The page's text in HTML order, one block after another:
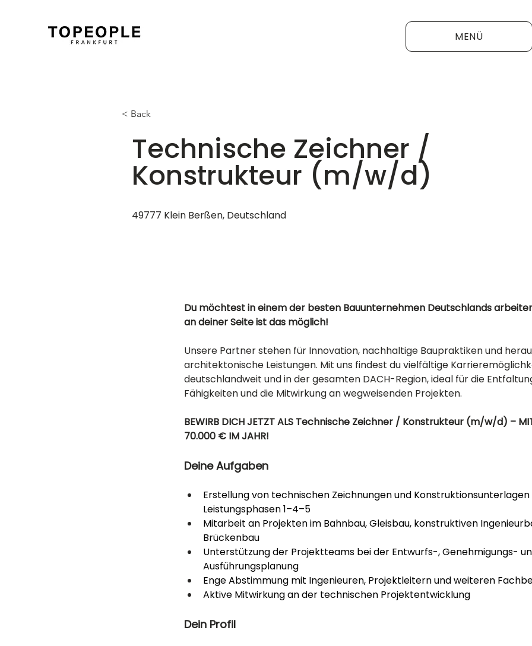
MENÜ
< Back
Technische Zeichner /
Konstrukteur (m/w/d)
49777 Klein Berßen, Deutschland
Du möchtest in einem der besten Bauunternehmen Deutschlands
an deiner Seite ist das möglich!
Unsere Partner stehen für Innovation, nachhaltige Baupraktiken und
architektonische Leistungen. Mit uns findest du vielfältige
deutschlandweit und in der gesamten DACH-Region, ideal für die
Fähigkeiten und die Mitwirkung an wegweisenden Projekten.
BEWIRB DICH JETZT ALS Technische Zeichner / Konstrukteur (m/w/d) –
70.000 € IM JAHR!
Deine Aufgaben
Erstellung von technischen Zeichnungen und Konstruktionsunterlagen
Leistungsphasen 1–4–5
Mitarbeit an Projekten im Bahnbau, Gleisbau, konstruktiven
Brückenbau
Unterstützung der Projektteams bei der Entwurfs-, Genehmigungs-
Ausführungsplanung
Enge Abstimmung mit Ingenieuren, Projektleitern und weiteren
Aktive Mitwirkung an der technischen Projektentwicklung
Dein Profil